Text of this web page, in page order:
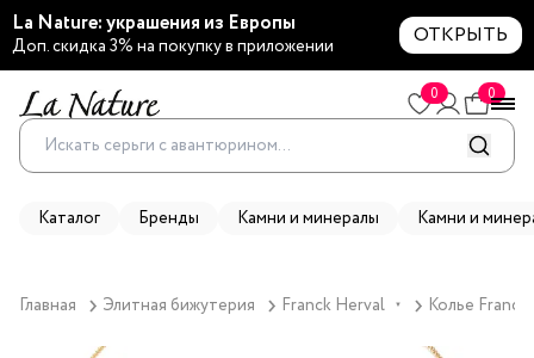
La Nature: украшения из Европы
Доп. скидка 3% на покупку в приложении ОТКРЫТЬ
0 0
Каталог Бренды Камни и минералы Камни и
Главная Элитная бижутерия Franck Herval ▼ Колье